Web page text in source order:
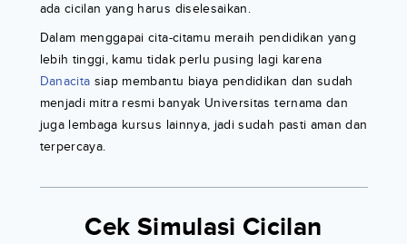
ada cicilan yang harus diselesaikan.
Dalam menggapai cita-citamu meraih pendidikan yang
lebih tinggi, kamu tidak perlu pusing lagi karena
Danacita siap membantu biaya pendidikan dan sudah
menjadi mitra resmi banyak Universitas ternama dan
juga lembaga kursus lainnya, jadi sudah pasti aman dan
terpercaya.
Cek Simulasi Cicilan